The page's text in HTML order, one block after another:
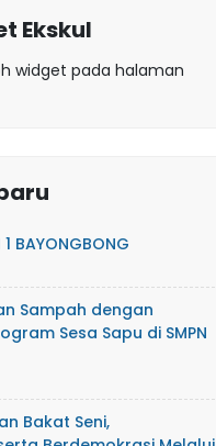
Ekskul
widget pada halaman
BAYONGBONG
Sampah dengan
Sesa Sapu di SMPN
Bakat Seni,